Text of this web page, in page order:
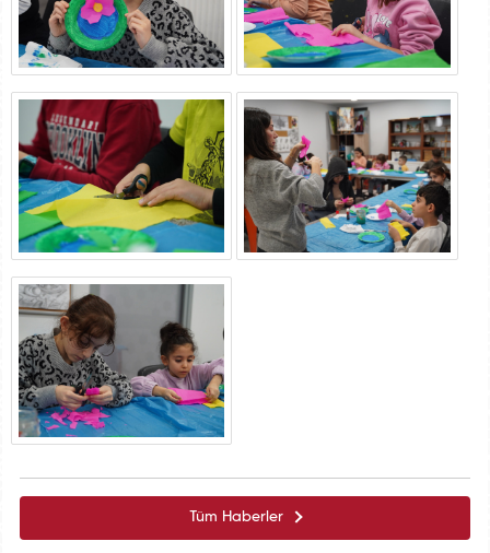
Tüm Haberler